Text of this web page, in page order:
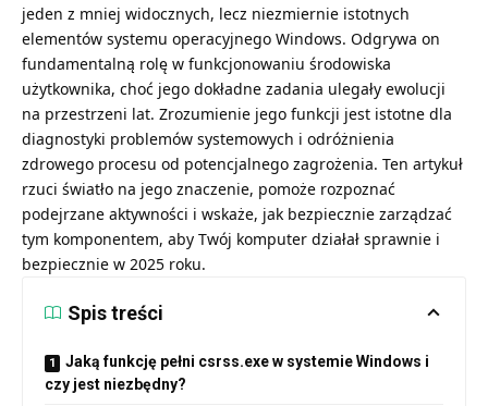
jeden z mniej widocznych, lecz niezmiernie istotnych
elementów systemu operacyjnego Windows. Odgrywa on
fundamentalną rolę w funkcjonowaniu środowiska
użytkownika, choć jego dokładne zadania ulegały ewolucji
na przestrzeni lat. Zrozumienie jego funkcji jest istotne dla
diagnostyki problemów systemowych i odróżnienia
zdrowego procesu od potencjalnego zagrożenia. Ten artykuł
rzuci światło na jego znaczenie, pomoże rozpoznać
podejrzane aktywności i wskaże, jak bezpiecznie zarządzać
tym komponentem, aby Twój komputer działał sprawnie i
bezpiecznie w 2025 roku.
Spis treści
Jaką funkcję pełni csrss.exe w systemie Windows i
czy jest niezbędny?